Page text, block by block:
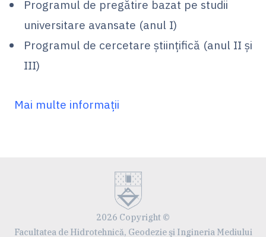
Programul de pregătire bazat pe studii
universitare avansate (anul I)
Programul de cercetare științifică (anul II și
III)
Mai multe informații
2026 Copyright ©
Facultatea de Hidrotehnică, Geodezie şi Ingineria Mediului